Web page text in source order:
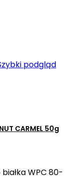
podgląd
CARMEL 50g
WPC 80-